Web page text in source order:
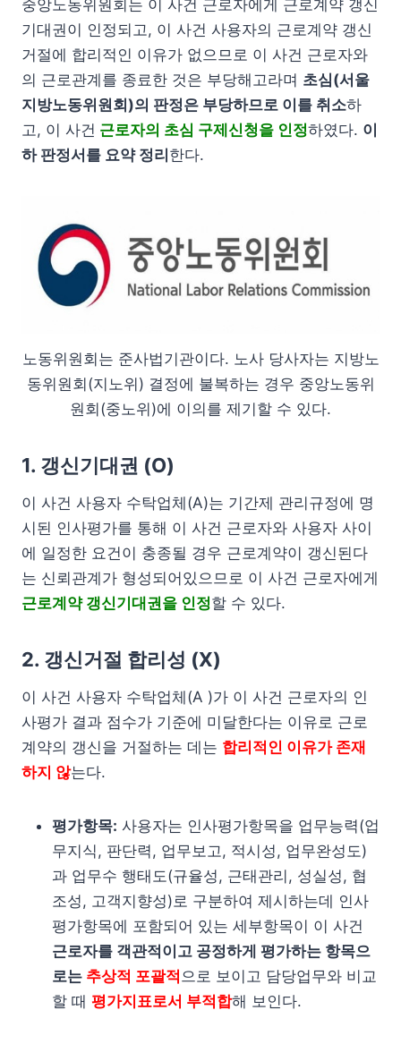
중앙노동위원회는 이 사건 근로자에게 근로계약 갱신
기대권이 인정되고, 이 사건 사용자의 근로계약 갱신
거절에 합리적인 이유가 없으므로 이 사건 근로자와
의 근로관계를 종료한 것은 부당해고라며 초심(서울
지방노동위원회)의 판정은 부당하므로 이를 취소하
고, 이 사건 근로자의 초심 구제신청을 인정하였다. 이
하 판정서를 요약 정리 한다.
노동위원회는 준사법기관이다. 노사 당사자는 지방노
동위원회(지노위) 결정에 불복하는 경우 중앙노동위
원회(중노위)에 이의를 제기할 수 있다.
1. 갱신기대권 (O)
이 사건 사용자 수탁업체(A)는 기간제 관리규정에 명
시된 인사평가를 통해 이 사건 근로자와 사용자 사이
에 일정한 요건이 충종될 경우 근로계약이 갱신된다
는 신뢰관계가 형성되어있으므로 이 사건 근로자에게
근로계약 갱신기대권을 인정할 수 있다.
2. 갱신거절 합리성 (X)
이 사건 사용자 수탁업체(A )가 이 사건 근로자의 인
사평가 결과 점수가 기준에 미달한다는 이유로 근로
계약의 갱신을 거절하는 데는 합리적인 이유가 존재
하지 않는다.
평가항목: 사용자는 인사평가항목을 업무능력(업
무지식, 판단력, 업무보고, 적시성, 업무완성도)
과 업무수 행태도(규율성, 근태관리, 성실성, 협
조성, 고객지향성)로 구분하여 제시하는데 인사
평가항목에 포함되어 있는 세부항목이 이 사건
근로자를 객관적이고 공정하게 평가하는 항목으
로는 추상적 포괄적 으로 보이고 담당업무와 비교
할 때 평가지표로서 부적합해 보인다.